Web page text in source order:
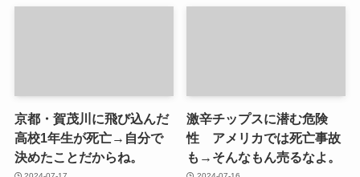
京都・賀茂川に飛び込んだ
高校1年生が死亡→自分で
決めたことだからね。
激辛チップスに潜む危険
性 アメリカでは死亡事故
も→そんなもん売るなよ。